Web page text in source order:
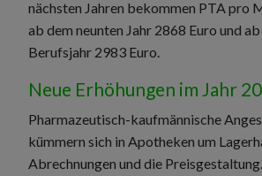
nächsten Jahren bekommen PTA pro
ab dem neunten Jahr 2868 Euro und
Berufsjahr 2983 Euro.
Neue Erhöhungen im Jahr
Pharmazeutisch-kaufmännische
kümmern sich in Apotheken um
Abrechnungen und die